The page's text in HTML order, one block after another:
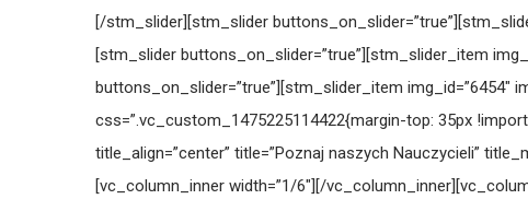
[/stm_slider][stm_slider
[stm_slider buttons_on_slider=”true”][stm_slider_item
buttons_on_slider=”true”][stm_slider_item img_id=”6454″
css=”.vc_custom_1475225114422{margin-top: 35px
title_align=”center” title=”Poznaj naszych Nauczycieli”
[vc_column_inner width=”1/6″][/